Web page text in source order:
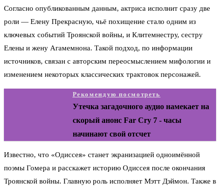
Согласно опубликованным данным, актриса исполнит сразу две
роли — Елену Прекрасную, чьё похищение стало одним из
ключевых событий Троянской войны, и Клитемнестру, сестру
Елены и жену Агамемнона. Такой подход, по информации
источников, связан с авторским переосмыслением мифологии и
изменением некоторых классических трактовок персонажей.
Рекомендую посмотреть
Утечка загадочного аудио намекает на
скорый анонс Far Cry 7 - часы
начинают свой отсчет
Известно, что «Одиссея» станет экранизацией одноимённой
поэмы Гомера и расскажет историю Одиссея после окончания
Троянской войны. Главную роль исполняет Мэтт Дэймон. Также в